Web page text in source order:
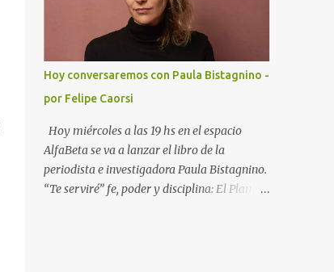
empresa o un particular frente a sus
acreedores. Existe dos formas de llegar a un
concurso, pedido por el deudor que se conoce
como concurso voluntario, y el pedido por
los acreedores que se llama concurso
necesario. Durante el concurso un síndico
designado por la justicia busca los activos
del deudor y negocia una salida a la
situación de insolvencia. Se busca la
aprobación de un convenio de pagos o la
Hoy conversaremos con Paula Bistagnino -
por Felipe Caorsi
Hoy miércoles a las 19 hs en el espacio
AlfaBeta se va a lanzar el libro de la
periodista e investigadora Paula Bistagnino.
“Te serviré” fe, poder y disciplina: El Plan del